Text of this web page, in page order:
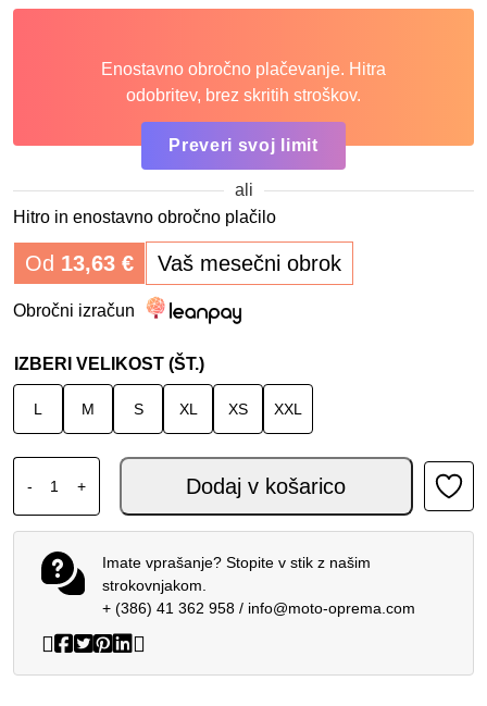
Enostavno obročno plačevanje. Hitra
odobritev, brez skritih stroškov.
Preveri svoj limit
ali
Hitro in enostavno obročno plačilo
Od 13,63 € Vaš mesečni obrok
Obročni izračun
IZBERI VELIKOST (ŠT.)
L M S XL XS XXL
-
GMS GELATO JET ČELADA AMARENA količina
+ Dodaj v košarico
Imate vprašanje? Stopite v stik z našim
strokovnjakom.
+ (386) 41 362 958/ info@moto-oprema.com